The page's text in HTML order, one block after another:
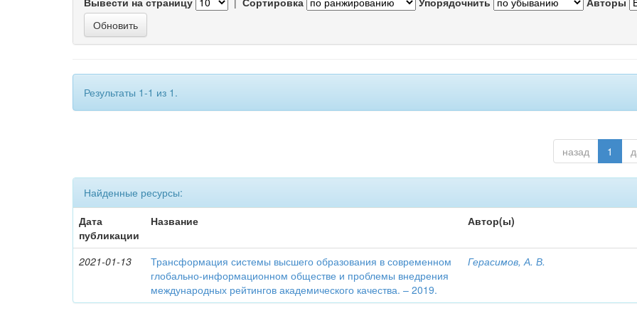
Результаты 1-1 из 1.
назад 1
Найденные ресурсы:
Дата
публикации
Название Автор(ы)
2021-01-13
Трансформация системы высшего образования в современном
глобально-информационном обществе и проблемы внедрения
международных рейтингов академического качества. – 2019.
Герасимов, А. В.